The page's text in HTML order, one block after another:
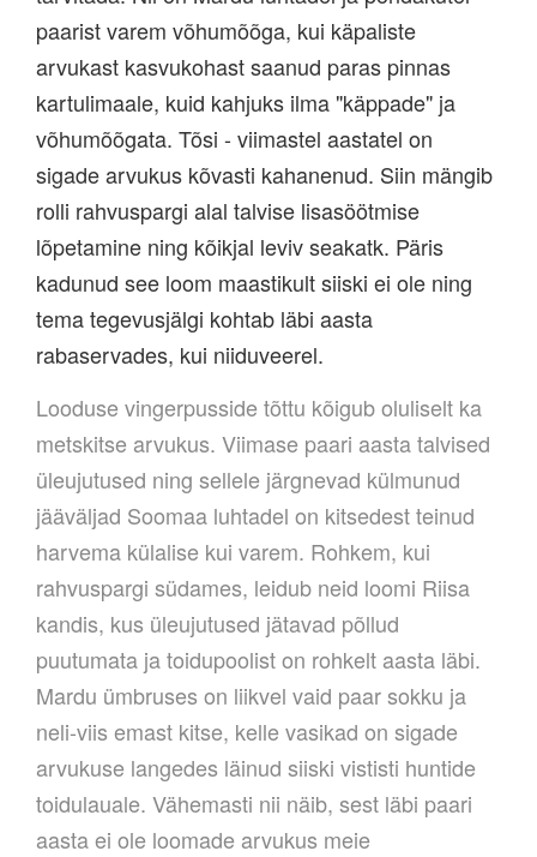
paarist varem võhumõõga, kui käpaliste
arvukast kasvukohast saanud paras pinnas
kartulimaale, kuid kahjuks ilma "käppade" ja
võhumõõgata. Tõsi - viimastel aastatel on
sigade arvukus kõvasti kahanenud. Siin mängib
rolli rahvuspargi alal talvise lisasöötmise
lõpetamine ning kõikjal leviv seakatk. Päris
kadunud see loom maastikult siiski ei ole ning
tema tegevusjälgi kohtab läbi aasta
rabaservades, kui niiduveerel.
Looduse vingerpusside tõttu kõigub oluliselt ka
metskitse arvukus. Viimase paari aasta talvised
üleujutused ning sellele järgnevad külmunud
jääväljad Soomaa luhtadel on kitsedest teinud
harvema külalise kui varem. Rohkem, kui
rahvuspargi südames, leidub neid loomi Riisa
kandis, kus üleujutused jätavad põllud
puutumata ja toidupoolist on rohkelt aasta läbi.
Mardu ümbruses on liikvel vaid paar sokku ja
neli-viis emast kitse, kelle vasikad on sigade
arvukuse langedes läinud siiski vististi huntide
toidulauale. Vähemasti nii näib, sest läbi paari
aasta ei ole loomade arvukus meie